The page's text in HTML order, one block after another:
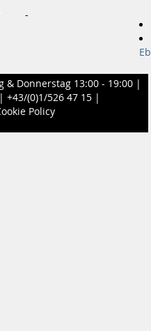
-
& Donnerstag 13:00 - 19:00 |
| +43/(0)1/526 47 15 |
Policy